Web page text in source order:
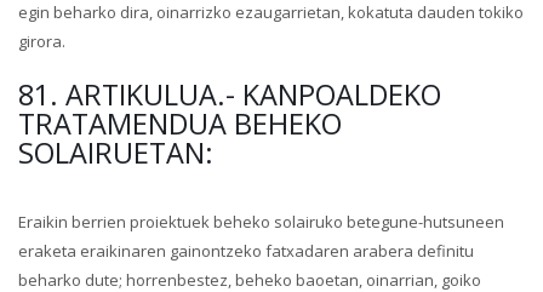
egin beharko dira, oinarrizko ezaugarrietan, kokatuta dauden tokiko
girora.
81. ARTIKULUA.- KANPOALDEKO
TRATAMENDUA BEHEKO
SOLAIRUETAN:
Eraikin berrien proiektuek beheko solairuko betegune-hutsuneen
eraketa eraikinaren gainontzeko fatxadaren arabera definitu
beharko dute; horrenbestez, beheko baoetan, oinarrian, goiko